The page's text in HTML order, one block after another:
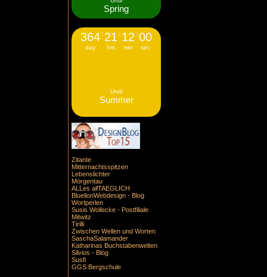
Spring
364
day
: 21
hrs
: 12
min
:00
sec
Until
Summer
Zitante
Mitternachtsspitzen
Lebenslichter
Morgentau
ALLes allTAEGLICH
BluelionWebdesign - Blog
Wortperlen
Susis Wollecke - Postfiliale
Mitwitz
Tirilli
Zwischen Wellen und Worten
SaschaSalamander
Katharinas Buchstabenwelten
Silvios - Blog
Susfi
GGS Bergschule